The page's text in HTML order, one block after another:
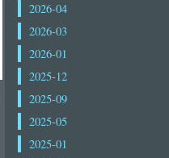
2026-04
2026-03
2026-01
2025-12
2025-09
2025-05
2025-01